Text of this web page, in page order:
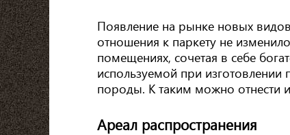
Появление на рынке новых
отношения к паркету не
помещениях, сочетая в себе
используемой при изготовлении
породы. К таким можно отнести
Ареал распространения